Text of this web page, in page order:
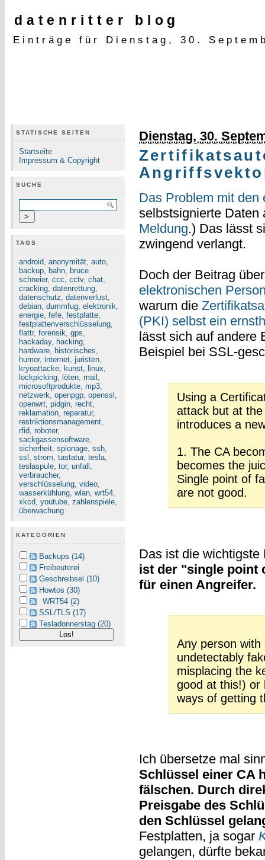
datenritter blog
Einträge für Dienstag, 30.
STATISCHE SEITEN
Startseite
Impressum & Copyright
SUCHE
TAGS
android, anonymität, auto,
backup, bahn, bruce
schneier, ccc, cctv, chat,
cracking, datenrettung,
datenschutz, datenverlust,
debian, dummfug, elektronik,
energie, fefe, festplatte,
festplattenverschlüsselung,
flattr, forensik, gps,
hackaday, hacking,
hardware, historisches,
humor, internet, juristen,
kryoattacke, kunst, linux,
lockpicking, löten, mail ,
microsoftprodukte, mp3,
netzwerk, openpgp, openssl ,
openwrt, pidgin, recht,
reklamation, reparatur,
restriktionsmanagement,
rfid, roboter,
sackgassensoftware,
sicherheit, spionage, ssh,
ssl , strom, tastatur, tesla,
teslaspule, tor, unfall ,
verbraucher,
verschlüsselung, video,
wasserkühlung, wlan, wrt54,
xkcd, youtube, zahlenspiele,
überwachung
KATEGORIEN
Backups (14)
Freibeuterei
Geschreibsel (10)
Howtos (30)
WRT54 (2)
SSL/TLS (17)
Tesladonnerstag (20)
Dienstag, 30.
Das Problem mit den
selbstsignierte
Meldung.) Das lässt
zwingend verlangt.
Doch der Beitrag
elektronischen
warum die
(PKI) selbst ein
lässt sich auf andere
Beispiel bei SSL-
Using a
attack but at
introduces a
1. The CA
becomes the
Single point of
are not good.
Das ist die
ist der "single point
für einen Angreifer.
Any person
undetectably
misplacing the
good at this!) or
ways of getting
Ich übersetze mal
Schlüssel einer CA
fälschen. Durch
Preisgabe des
den Schlüssel
Festplatten, ja sogar
gelangen, dürfte